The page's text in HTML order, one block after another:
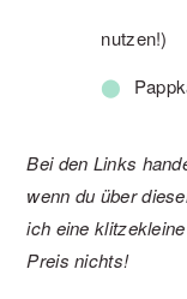
nutzen!)
Bei den Links
wenn du über
ich eine
Preis nichts!